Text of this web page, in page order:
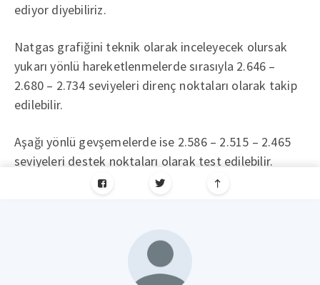
ediyor diyebiliriz.
Natgas grafiğini teknik olarak inceleyecek olursak
yukarı yönlü hareketlenmelerde sırasıyla 2.646 –
2.680 – 2.734 seviyeleri direnç noktaları olarak takip
edilebilir.
Aşağı yönlü gevşemelerde ise 2.586 – 2.515 – 2.465
seviyeleri destek noktaları olarak test edilebilir.